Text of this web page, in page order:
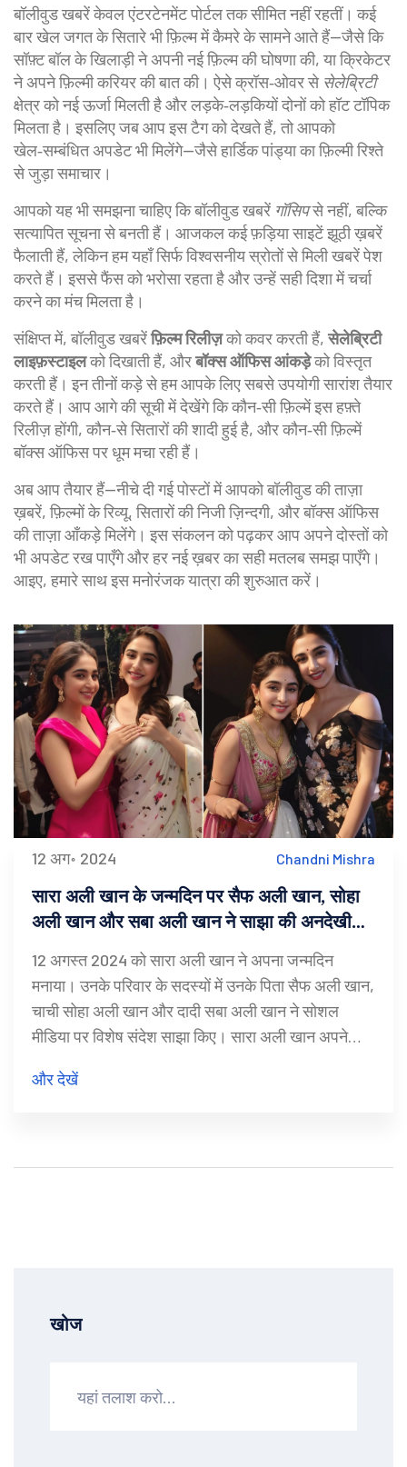
बॉलीवुड खबरें केवल एंटरटेनमेंट पोर्टल तक सीमित नहीं रहतीं। कई
बार खेल जगत के सितारे भी फ़िल्म में कैमरे के सामने आते हैं—जैसे कि
सॉफ़्ट बॉल के खिलाड़ी ने अपनी नई फ़िल्म की घोषणा की, या क्रिकेटर
ने अपने फ़िल्मी करियर की बात की। ऐसे क्रॉस‑ओवर से सेलेब्रिटी
क्षेत्र को नई ऊर्जा मिलती है और लड़के‑लड़कियों दोनों को हॉट टॉपिक
मिलता है। इसलिए जब आप इस टैग को देखते हैं, तो आपको
खेल‑सम्बंधित अपडेट भी मिलेंगे—जैसे हार्डिक पांड्या का फ़िल्मी रिश्ते
से जुड़ा समाचार।
आपको यह भी समझना चाहिए कि बॉलीवुड खबरें गॉसिपसे नहीं, बल्कि
सत्यापित सूचना से बनती हैं। आजकल कई फ़ड़िया साइटें झूठी ख़बरें
फैलाती हैं, लेकिन हम यहाँ सिर्फ विश्वसनीय स्रोतों से मिली खबरें पेश
करते हैं। इससे फैंस को भरोसा रहता है और उन्हें सही दिशा में चर्चा
करने का मंच मिलता है।
संक्षिप्त में, बॉलीवुड खबरेंफ़िल्म रिलीज़को कवर करती हैं,सेलेब्रिटी
लाइफ़स्टाइलको दिखाती हैं, औरबॉक्स ऑफिस आंकड़ेको विस्तृत
करती हैं। इन तीनों कड़े से हम आपके लिए सबसे उपयोगी सारांश तैयार
करते हैं। आप आगे की सूची में देखेंगे कि कौन‑सी फ़िल्में इस हफ़्ते
रिलीज़ होंगी, कौन‑से सितारों की शादी हुई है, और कौन‑सी फ़िल्में
बॉक्स ऑफिस पर धूम मचा रही हैं।
अब आप तैयार हैं—नीचे दी गई पोस्टों में आपको बॉलीवुड की ताज़ा
ख़बरें, फ़िल्मों के रिव्यू, सितारों की निजी ज़िन्दगी, और बॉक्स ऑफिस
की ताज़ा आँकड़े मिलेंगे। इस संकलन को पढ़कर आप अपने दोस्तों को
भी अपडेट रख पाएँगे और हर नई ख़बर का सही मतलब समझ पाएँगे।
आइए, हमारे साथ इस मनोरंजक यात्रा की शुरुआत करें।
12 अग॰ 2024 Chandni Mishra
सारा अली खान के जन्मदिन पर सैफ अली खान, सोहा
अली खान और सबा अली खान ने साझा की अनदेखी
तस्वीरें और शुभकामनाएं
12 अगस्त 2024 को सारा अली खान ने अपना जन्मदिन
मनाया। उनके परिवार के सदस्यों में उनके पिता सैफ अली खान,
चाची सोहा अली खान और दादी सबा अली खान ने सोशल
मीडिया पर विशेष संदेश साझा किए। सारा अली खान अपने
जाती हैं।
और देखें
खोज